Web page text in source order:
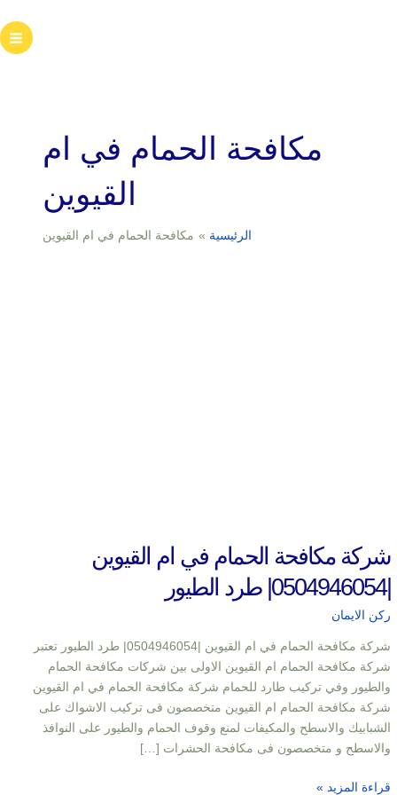
مكافحة الحمام في ام
القيوين
الرئيسية مكافحة الحمام في ام القيوين
شركة مكافحة الحمام في ام القيوين
|0504946054| طرد الطيور
ركن الايمان
شركة مكافحة الحمام في ام القيوين |0504946054| طرد الطيور تعتبر
شركة مكافحة الحمام ام القيوين الاولى بين شركات مكافحة الحمام
والطيور وفي تركيب طارد للحمام شركة مكافحة الحمام في ام القيوين
شركة مكافحة الحمام ام القيوين متخصصون فى تركيب الاشواك على
الشبابيك والاسطح والمكيفات لمنع وقوف الحمام والطيور على النوافذ
والاسطح و متخصصون فى مكافحة الحشرات […]
قراءة المزيد »